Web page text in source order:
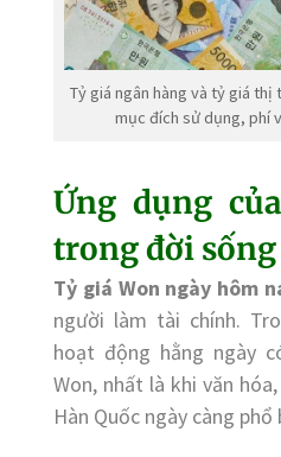
Tỷ giá ngân hàng và tỷ giá thị
mục đích sử dụng, phí
Ứng dụng
trong đời sống
Tỷ giá Won ngày hôm
người làm tài chính.
hoạt động hằng ngày
Won, nhất là khi văn
Hàn Quốc ngày càng